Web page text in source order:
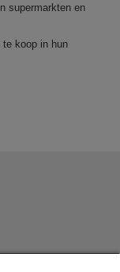
supermarkten en
te koop in hun